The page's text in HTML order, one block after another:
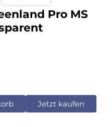
Pro MS
Jetzt kaufen